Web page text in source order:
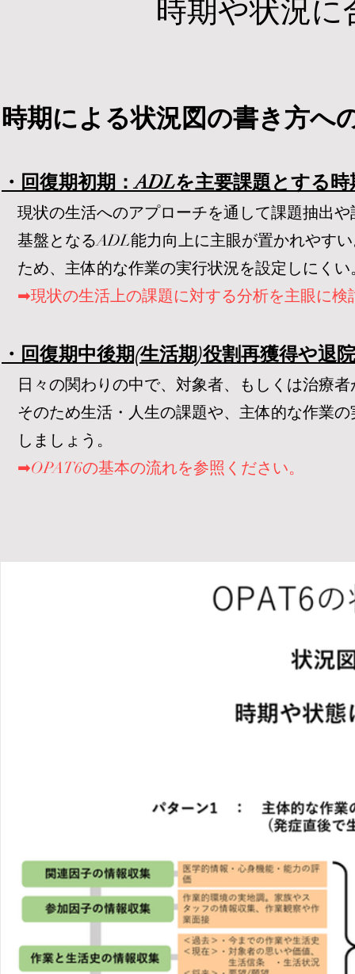
時期や状況
時期による状況図の書き方へ
・回復期初期：ADLを主要課題とする時
現状の生活へのアプローチを通して課題抽出
基盤となるADL能力向上に主眼が置かれやす
ため、主体的な作業の実行状況を設定しにくい
➡現状の生活上の課題に対する分析を主眼に
・回復期中後期(生活期)役割再獲得や退
日々の関わりの中で、対象者、もしくは治療
そのため生活・人生の課題や、主体的な作業
しましょう。
➡OPAT6の基本の流れを参照ください。